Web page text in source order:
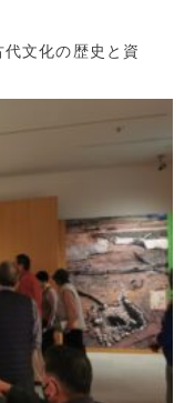
文化の歴史と資